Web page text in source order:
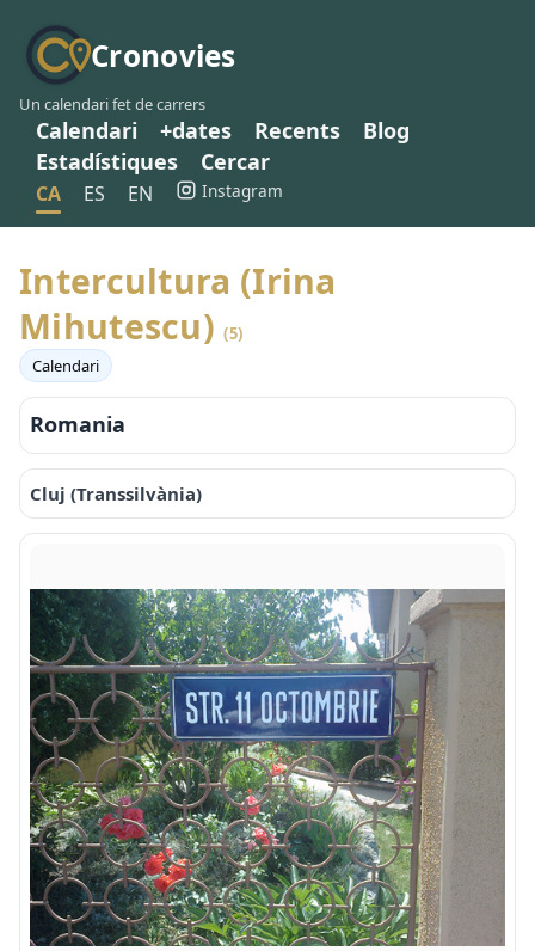
Cronovies
Un calendari fet de carrers
Calendari +dates Recents
Blog
Estadístiques
Cercar
CA ES EN Instagram
Intercultura (Irina
Mihutescu)(5)
Calendari
Romania
Cluj (Transsilvània)